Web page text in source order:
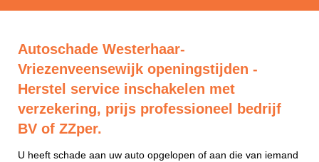
Autoschade Westerhaar-
Vriezenveensewijk openingstijden -
Herstel service inschakelen met
verzekering, prijs professioneel bedrijf
BV of ZZper.
U heeft schade aan uw auto opgelopen of aan die van iemand